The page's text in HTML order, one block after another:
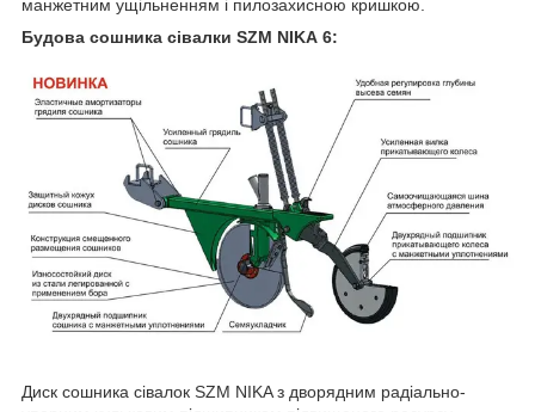
манжетним ущільненням і пилозахисною кришкою.
Будова сошника сівалки SZM NIKA 6:
Диск сошника сівалок SZM NIKA з дворядним радіально-